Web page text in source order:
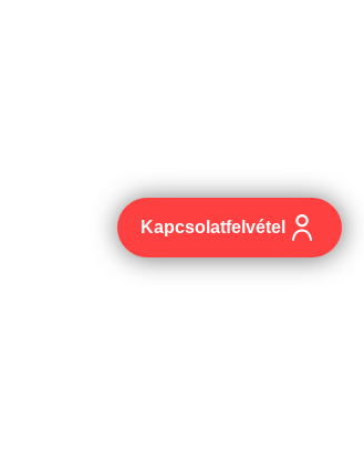
Kapcsolatfelvétel